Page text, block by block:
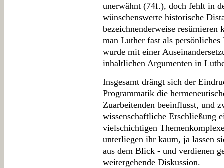
unerwähnt (74f.), doch fehlt in
wünschenswerte historische
bezeichnenderweise resümieren
man Luther fast als
wurde mit einer
inhaltlichen Argumenten in
Insgesamt drängt sich der
Programmatik die
Zuarbeitenden beeinflusst, und
wissenschaftliche Erschließung
vielschichtigen
unterliegen ihr kaum, ja lassen
aus dem Blick - und verdienen
weitergehende Diskussion.